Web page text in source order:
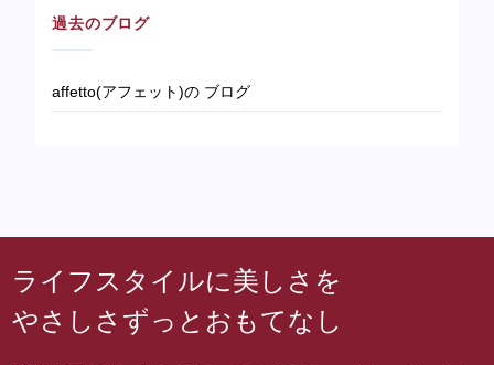
過去のブログ
affetto(アフェット)の ブログ
ライフスタイルに美しさを
やさしさずっとおもてなし